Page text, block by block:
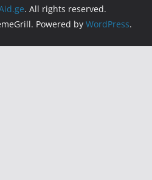
. All rights reserved.
Powered by WordPress.